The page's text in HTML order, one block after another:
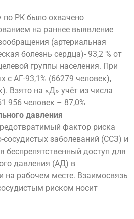
по РК было охвачено
на раннее выявление
(артериальная
болезнь сердца)- 93,2 % от
группы населения. При
с АГ-93,1% (66279 человек),
Взято на «Д» учёт из числа
956 человек – 87,0%
давления
фактор риска
сосудистых заболеваний (ССЗ) и
беспрепятственный доступ для
давления (АД) в
на рабочем месте. Взаимосвязь
риском носит